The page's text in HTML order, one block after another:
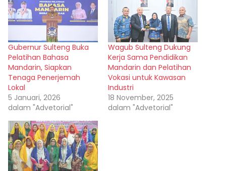
Gubernur Sulteng Buka
Pelatihan Bahasa
Mandarin, Siapkan
Tenaga Penerjemah
Lokal
5 Januari, 2026
dalam "Advetorial"
Wagub Sulteng Dukung
Kerja Sama Pendidikan
Mandarin dan Pelatihan
Vokasi untuk Kawasan
Industri
18 November, 2025
dalam "Advetorial"